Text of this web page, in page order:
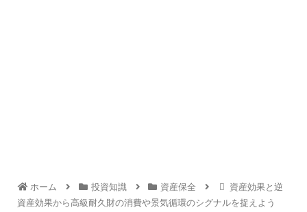
ホーム 投資知識 資産保全
資産効果と逆
資産効果から高級耐久財の消費や景気循環のシグナルを捉えよう